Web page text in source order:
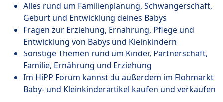
Alles rund um Familienplanung, Schwangerschaft,
Geburt und Entwicklung deines Babys
Fragen zur Erziehung, Ernährung, Pflege und
Entwicklung von Babys und Kleinkindern
Sonstige Themen rund um Kinder, Partnerschaft,
Familie, Ernährung und Erziehung
Im HiPP Forum kannst du außerdem im Flohmarkt
Baby- und Kleinkinderartikel kaufen und verkaufen